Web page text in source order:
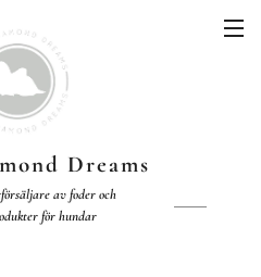
Dreams
av foder och
för hundar